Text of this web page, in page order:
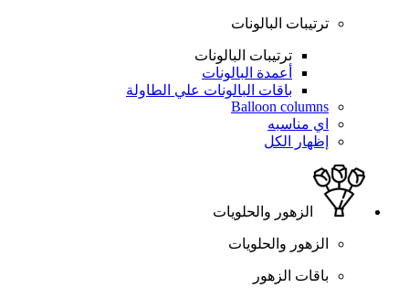
ترتيبات البالونات
ترتيبات البالونات
أعمدة البالونات
باقات البالونات علي الطاولة
Balloon columns
اي مناسبه
إظهار الكل
الزهور والحلويات
الزهور والحلويات
باقات الزهور